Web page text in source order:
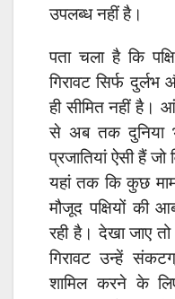
उपलब्ध नहीं है।
पता चला है कि
गिरावट सिर्फ
ही सीमित नहीं है।
से अब तक दुनिया
प्रजातियां ऐसी हैं
यहां तक कि कुछ
मौजूद पक्षियों की
रही है। देखा जाए
गिरावट उन्हें
शामिल करने के